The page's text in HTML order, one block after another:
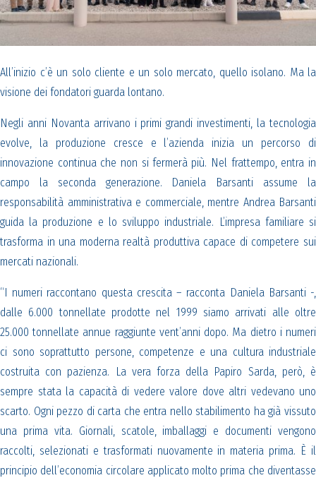
All’inizio c’è un solo cliente e un solo mercato, quello isolano. Ma la
visione dei fondatori guarda lontano.
Negli anni Novanta arrivano i primi grandi investimenti, la tecnologia
evolve, la produzione cresce e l’azienda inizia un percorso di
innovazione continua che non si fermerà più. Nel frattempo, entra in
campo la seconda generazione. Daniela Barsanti assume la
responsabilità amministrativa e commerciale, mentre Andrea Barsanti
guida la produzione e lo sviluppo industriale. L’impresa familiare si
trasforma in una moderna realtà produttiva capace di competere sui
mercati nazionali.
“I numeri raccontano questa crescita – racconta Daniela Barsanti -,
dalle 6.000 tonnellate prodotte nel 1999 siamo arrivati alle oltre
25.000 tonnellate annue raggiunte vent’anni dopo. Ma dietro i numeri
ci sono soprattutto persone, competenze e una cultura industriale
costruita con pazienza. La vera forza della Papiro Sarda, però, è
sempre stata la capacità di vedere valore dove altri vedevano uno
scarto. Ogni pezzo di carta che entra nello stabilimento ha già vissuto
una prima vita. Giornali, scatole, imballaggi e documenti vengono
raccolti, selezionati e trasformati nuovamente in materia prima. È il
principio dell’economia circolare applicato molto prima che diventasse